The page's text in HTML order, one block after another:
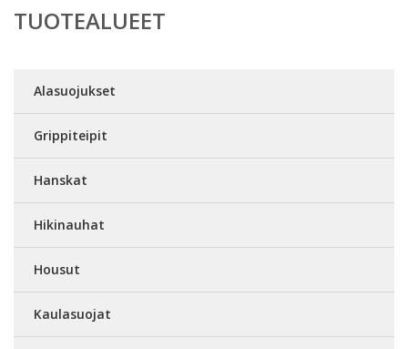
TUOTEALUEET
Alasuojukset
Grippiteipit
Hanskat
Hikinauhat
Housut
Kaulasuojat